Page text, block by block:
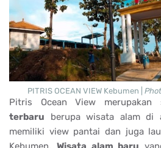
PITRIS OCEAN VIEW Kebumen |
Pitris Ocean View merupakan
terbaru berupa wisata alam di
memiliki view pantai dan juga